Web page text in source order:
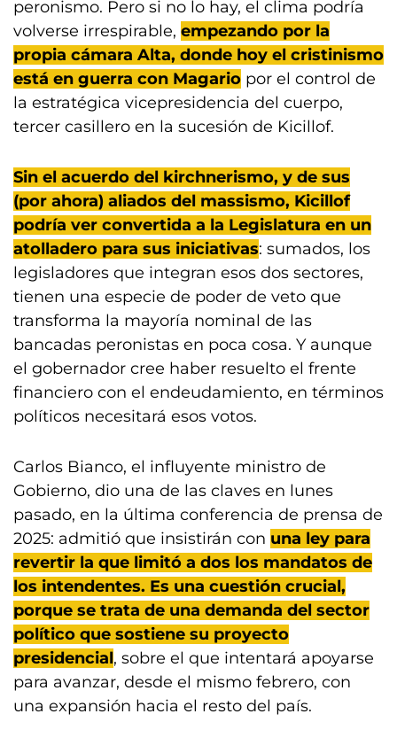
peronismo. Pero si no lo hay, el clima podría
volverse irrespirable, empezando por la
propia cámara Alta, donde hoy el cristinismo
está en guerra con Magario por el control de
la estratégica vicepresidencia del cuerpo,
tercer casillero en la sucesión de Kicillof.
Sin el acuerdo del kirchnerismo, y de sus
(por ahora) aliados del massismo, Kicillof
podría ver convertida a la Legislatura en un
atolladero para sus iniciativas: sumados, los
legisladores que integran esos dos sectores,
tienen una especie de poder de veto que
transforma la mayoría nominal de las
bancadas peronistas en poca cosa. Y aunque
el gobernador cree haber resuelto el frente
financiero con el endeudamiento, en términos
políticos necesitará esos votos.
Carlos Bianco, el influyente ministro de
Gobierno, dio una de las claves en lunes
pasado, en la última conferencia de prensa de
2025: admitió que insistirán con una ley para
revertir la que limitó a dos los mandatos de
los intendentes. Es una cuestión crucial,
porque se trata de una demanda del sector
político que sostiene su proyecto
presidencial, sobre el que intentará apoyarse
para avanzar, desde el mismo febrero, con
una expansión hacia el resto del país.